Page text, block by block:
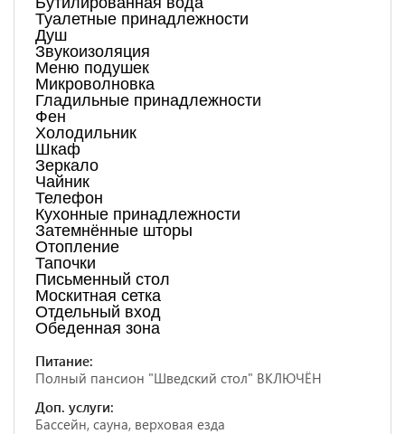
Туалетные принадлежности
Душ
Звукоизоляция
Меню подушек
Микроволновка
Гладильные принадлежности
Фен
Холодильник
Шкаф
Зеркало
Чайник
Телефон
Кухонные принадлежности
Затемнённые шторы
Отопление
Тапочки
Письменный стол
Москитная сетка
Отдельный вход
Обеденная зона
Питание:
Полный пансион "Шведский стол" ВКЛЮЧЁН
Доп. услуги:
Бассейн, сауна, верховая езда